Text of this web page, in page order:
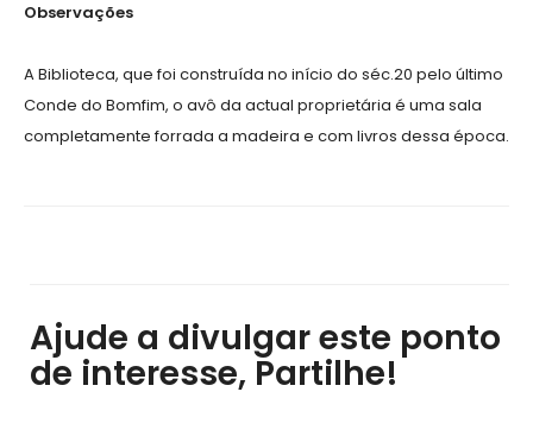
Observações
A Biblioteca, que foi construída no início do séc.20 pelo último
Conde do Bomfim, o avô da actual proprietária é uma sala
completamente forrada a madeira e com livros dessa época.
Ajude a divulgar este ponto
de interesse, Partilhe!